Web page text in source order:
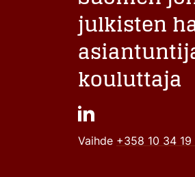
julkisten
kouluttaja
Vaihde +358 10 34 19